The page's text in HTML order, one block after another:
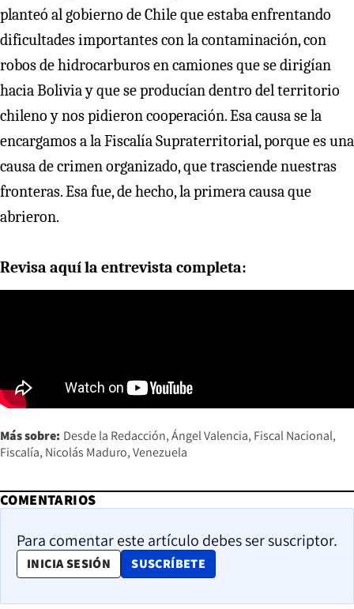
planteó al gobierno de Chile que estaba enfrentando
dificultades importantes con la contaminación, con
robos de hidrocarburos en camiones que se dirigían
hacia Bolivia y que se producían dentro del territorio
chileno y nos pidieron cooperación. Esa causa se la
encargamos a la Fiscalía Supraterritorial, porque es una
causa de crimen organizado, que trasciende nuestras
fronteras. Esa fue, de hecho, la primera causa que
abrieron.
Revisa aquí la entrevista completa:
Más sobre: Desde la Redacción Ángel Valencia Fiscal Nacional
Fiscalía Nicolás Maduro Venezuela
COMENTARIOS
Para comentar este artículo debes ser suscriptor.
INICIA SESIÓN SUSCRÍBETE
OPENS IN NEW WINDOW